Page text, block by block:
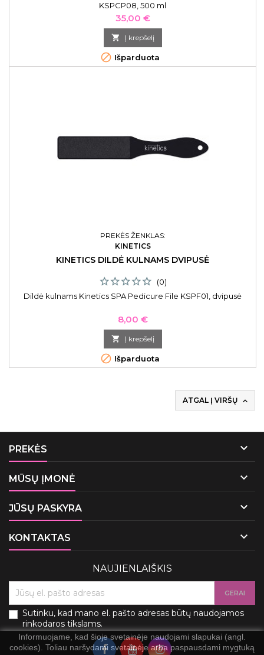
KSPCP08, 500 ml
Kaina
35,00 €
 Į krepšelį
 Išparduota
PREKĖS ŽENKLAS:
KINETICS
KINETICS DILDĖ KULNAMS DVIPUSĖ
(0)
Dildė kulnams Kinetics SPA Pedicure File KSPF01, dvipusė
Kaina
8,00 €
 Į krepšelį
 Išparduota
ATGAL Į VIRŠŲ 
PREKĖS 
MŪSŲ ĮMONĖ 
JŪSŲ PASKYRA 
KONTAKTAS 
Informuojame, kad šioje svetainėje naudojami slapukai (angl.
cookies). Toliau naršydami svetainėje arba paspausdami mygtuką
NAUJIENLAIŠKIS
Sutinku, kad mano el. pašto adresas būtų naudojamos
rinkodaros tikslams.